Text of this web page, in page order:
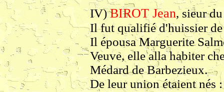
IV)BIROT Jean, sieur
Il fut qualifié d'huissier
Il épousa Marguerite
Veuve, elle alla habiter
Médard de Barbezieux.
De leur union étaient nés :